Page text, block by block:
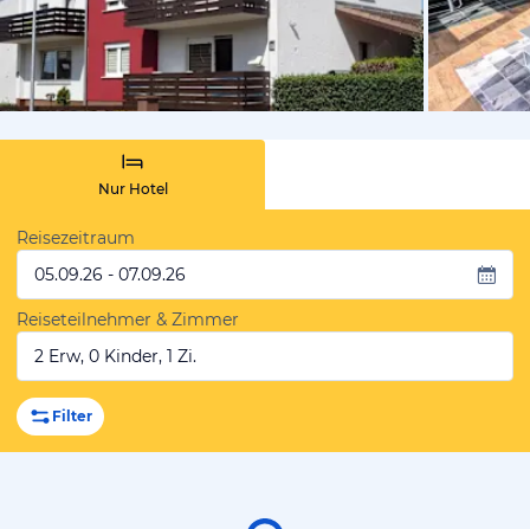
von
Nur Hotel
Reisezeitraum
05.09.26 - 07.09.26
Reiseteilnehmer & Zimmer
2 Erw, 0 Kinder, 1 Zi.
Filter